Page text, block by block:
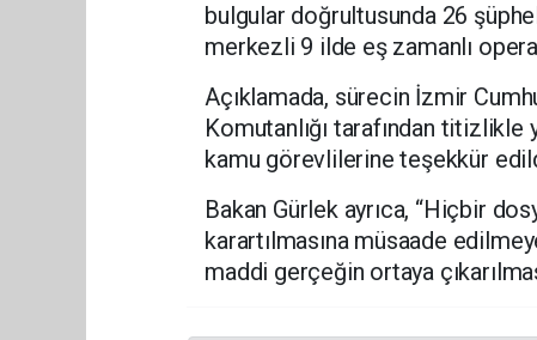
bulgular doğrultusunda 26
merkezli 9 ilde eş zamanlı
Açıklamada, sürecin İzmir
Komutanlığı tarafından
kamu görevlilerine teşekkür
Bakan Gürlek ayrıca, “Hiçbir
karartılmasına müsaade
maddi gerçeğin ortaya